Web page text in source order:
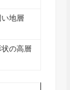
地層
の高層